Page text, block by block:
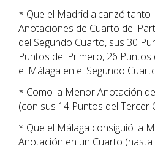
* Que el Madrid alcanzó tanto
Anotaciones de Cuarto del
del Segundo Cuarto, sus 30
Puntos del Primero, 26
el Málaga en el Segundo
* Como la Menor Anotación
(con sus 14 Puntos del Tercer
* Que el Málaga consiguió la
Anotación en un Cuarto